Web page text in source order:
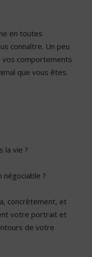
en toutes
connaître. Un peu
vos comportements
que vous êtes.
la vie ?
négociable ?
concrètement, et
votre portrait et
de votre